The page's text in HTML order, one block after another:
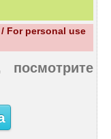
For personal use